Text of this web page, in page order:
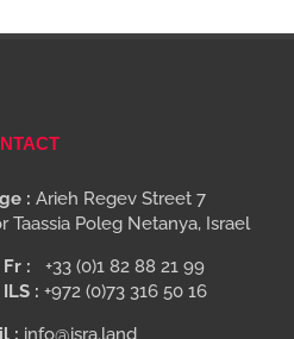
: Arieh Regev Street 7
Taassia Poleg Netanya, Israel
: +33 (0)1 82 88 21 99
: +972 (0)73 316 50 16
: info@isra.land